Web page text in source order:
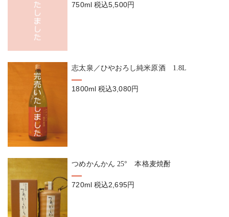
750ml 税込5,500円
志太泉／ひやおろし純米原酒 1.8L
1800ml税込3,080円
つめかんかん 25° 本格麦焼酎
720ml 税込2,695円